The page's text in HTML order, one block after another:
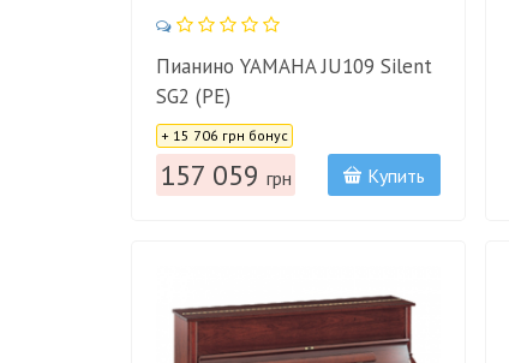
Пианино YAMAHA JU109 Silent
SG2 (PE)
Цена:
+ 15 706 грн бонус
157 059 грн Купить